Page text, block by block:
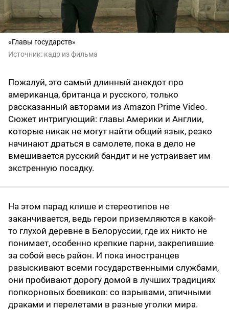
«Главы государств»
Источник: кадр из фильма
Пожалуй, это самый длинный анекдот про
американца, британца и русского, только
рассказанный авторами из Amazon Prime Video.
Сюжет интригующий: главы Америки и Англии,
которые никак не могут найти общий язык, резко
начинают драться в самолете, пока в дело не
вмешивается русский бандит и не устраивает им
экстренную посадку.
На этом парад клише и стереотипов не
заканчивается, ведь герои приземляются в какой-
то глухой деревне в Белоруссии, где их никто не
понимает, особенно крепкие парни, закрепившие
за собой весь район. И пока иностранцев
разыскивают всеми государственными службами,
они пробивают дорогу домой в лучших традициях
попкорновых боевиков: со взрывами, эпичными
драками и перелетами в разные уголки мира.